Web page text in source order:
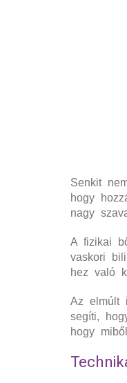
Senkit
hogy
nagy
A fizikai
vaskori
hez való
Az elmúlt
segíti,
hogy